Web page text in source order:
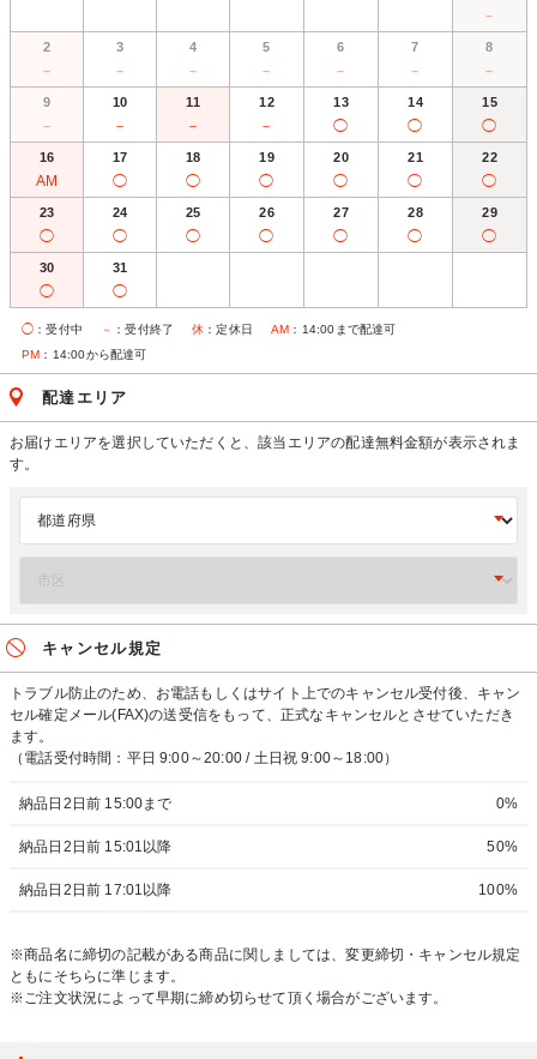
－
2
－
3
－
4
－
5
－
6
－
7
－
8
－
9
－
10
－
11
－
12
－
13
◯
14
◯
15
◯
16
AM
17
◯
18
◯
19
◯
20
◯
21
◯
22
◯
23
◯
24
◯
25
◯
26
◯
27
◯
28
◯
29
◯
30
◯
31
◯
◯ ：受付中 － ：受付終了 休 ：定休日 AM ：14:00まで配達可
PM ：14:00から配達可
配達エリア
お届けエリアを選択していただくと、該当エリアの配達無料金額が表示されま
す。
キャンセル規定
トラブル防止のため、お電話もしくはサイト上でのキャンセル受付後、キャン
セル確定メール(FAX)の送受信をもって、正式なキャンセルとさせていただき
ます。
（電話受付時間：平日 9:00～20:00 / 土日祝 9:00～18:00）
納品日2日前 15:00まで 0%
納品日2日前 15:01以降 50%
納品日2日前 17:01以降 100%
※商品名に締切の記載がある商品に関しましては、変更締切・キャンセル規定
ともにそちらに準じます。
※ご注文状況によって早期に締め切らせて頂く場合がございます。